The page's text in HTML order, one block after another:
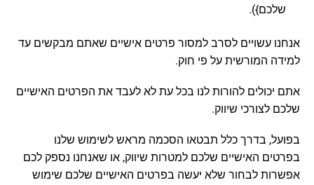
שלכם}).
אנחנו עשויים לסרב למסור פרטים אישיים שאתם מבקשים עד
למידה המורשית על פי חוק.
אתם יכולים להורות לנו בכל עת לא לעבד את הפרטים האישיים
שלכם לצורכי שיווק.
בפועל, בדרך כלל תבטאו הסכמה מראש לשימוש שלנו
בפרטים האישיים שלכם למטרות שיווק, או שאנחנו נספק לכם
אפשרות לבחור שלא יעשה בפרטים האישיים שלכם שימוש